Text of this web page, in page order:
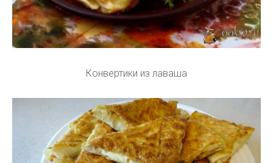
Конвертики из лаваша